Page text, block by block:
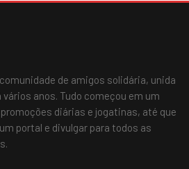
de amigos solidária, unida
anos. Tudo começou em um
diárias e jogatinas, até que
portal e divulgar para todos as